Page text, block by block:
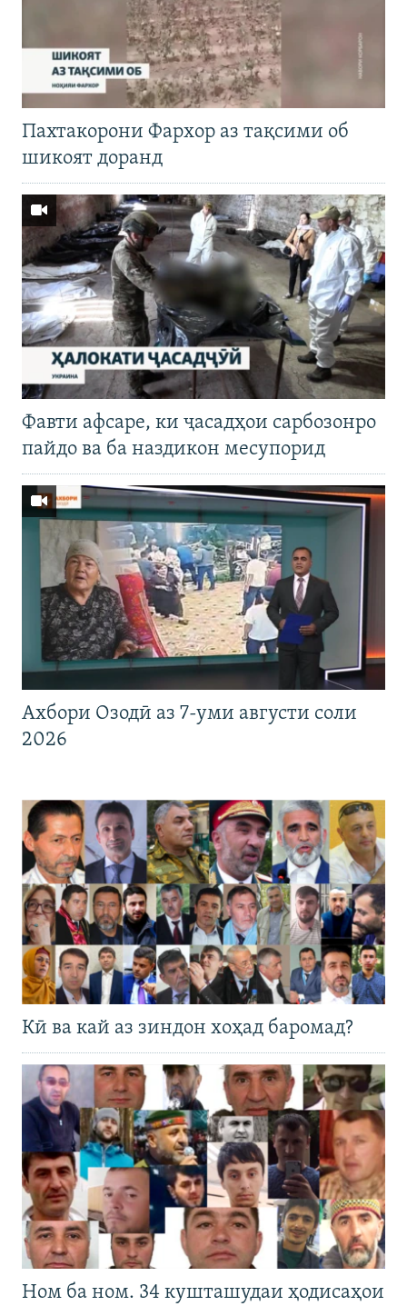
Пахтакорони Фархор аз тақсими об
шикоят доранд
Фавти афсаре, ки ҷасадҳои сарбозонро
пайдо ва ба наздикон месупорид
Ахбори Озодӣ аз 7-уми августи соли
2026
Кӣ ва кай аз зиндон хоҳад баромад?
Ном ба ном. 34 кушташудаи ҳодисаҳои